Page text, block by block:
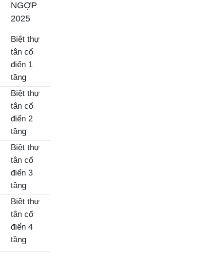
NGỢP
2025
Biệt thự
tân cổ
điển 1
tầng
Biệt thự
tân cổ
điển 2
tầng
Biệt thự
tân cổ
điển 3
tầng
Biệt thự
tân cổ
điển 4
tầng